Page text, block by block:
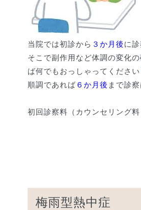
当院では初診から ３か月後に
そこで副作用など体調の変化
ば何でもおっしゃってください
順調であれば６か月後 まで診
初回診察料（カウンセリング料
梅雨型熱中症